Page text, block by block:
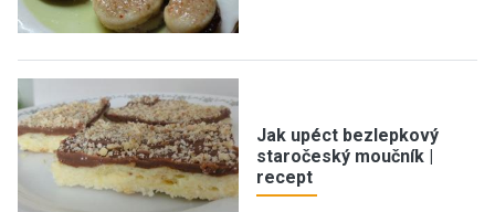
Jak upéct bezlepkový
staročeský moučník |
recept